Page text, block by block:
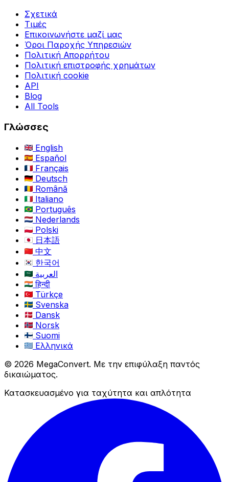
Σχετικά
Τιμές
Επικοινωνήστε μαζί μας
Όροι Παροχής Υπηρεσιών
Πολιτική Απορρήτου
Πολιτική επιστροφής χρημάτων
Πολιτική cookie
API
Blog
All Tools
Γλώσσες
English
Español
Français
Deutsch
Română
Italiano
Português
Nederlands
Polski
日本語
中文
한국어
العربية
हिन्दी
Türkçe
Svenska
Dansk
Norsk
Suomi
Ελληνικά
© 2026 MegaConvert. Με την επιφύλαξη παντός
δικαιώματος.
Κατασκευασμένο για ταχύτητα και απλότητα